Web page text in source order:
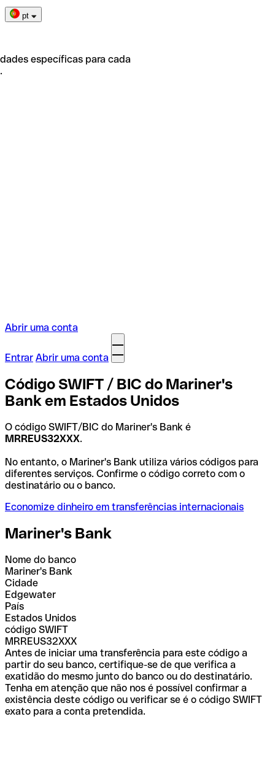
pt
específicas para cada
Abrir uma conta
Entrar Abrir uma conta
Código SWIFT / BIC do Mariner's
Bank em Estados Unidos
O código SWIFT/BIC do Mariner's Bank é
MRREUS32XXX.
No entanto, o Mariner's Bank utiliza vários códigos para
diferentes serviços. Confirme o código correto com o
destinatário ou o banco.
Economize dinheiro em transferências internacionais
Mariner's Bank
Nome do banco
Mariner's Bank
Cidade
Edgewater
País
Estados Unidos
código SWIFT
MRREUS32XXX
Antes de iniciar uma transferência para este código a
partir do seu banco, certifique-se de que verifica a
exatidão do mesmo junto do banco ou do destinatário.
Tenha em atenção que não nos é possível confirmar a
existência deste código ou verificar se é o código SWIFT
exato para a conta pretendida.